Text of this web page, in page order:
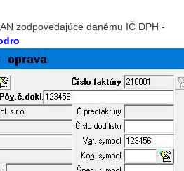
zodpovedajúce danému IČ DPH -